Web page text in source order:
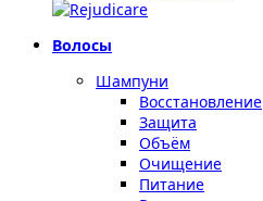
Волосы
Шампуни
Восстановление
Защита
Объём
Очищение
Питание